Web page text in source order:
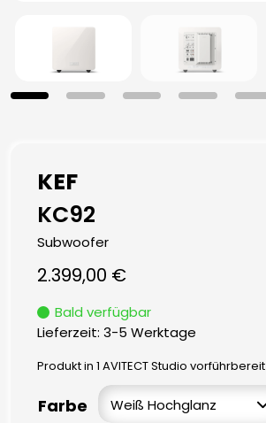
KEF
KC92
Subwoofer
2.399,00 €
Bald verfügbar
Lieferzeit: 3-5 Werktage
Produkt in 1 AVITECT Studio vorführbereit
Farbe